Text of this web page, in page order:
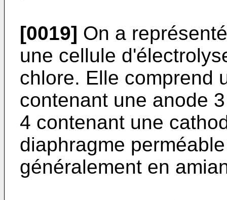
[0019] On a
une cellule
chlore. Elle comprend
contenant une anode
4 contenant une
diaphragme
généralement en